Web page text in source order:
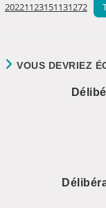
20221123151131272
VOUS DEVRIEZ